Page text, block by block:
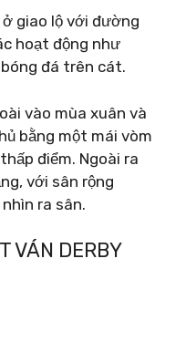
giao lộ với đường
hoạt động như
đá trên cát.
vào mùa xuân và
bằng một mái vòm
điểm. Ngoài ra
với sân rộng
ra sân.
VÁN DERBY